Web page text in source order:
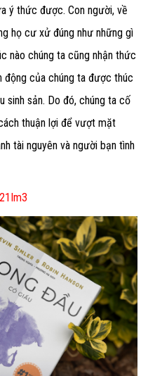
ý thức được. Con người, về
họ cư xử đúng như những gì
nào chúng ta cũng nhận thức
động của chúng ta được thúc
sinh sản. Do đó, chúng ta cố
thuận lợi để vượt mặt
tài nguyên và người bạn tình